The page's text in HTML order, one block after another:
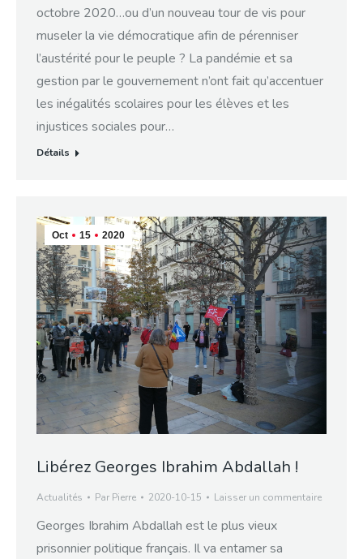
octobre 2020…ou d’un nouveau tour de vis pour
museler la vie démocratique afin de pérenniser
l’austérité pour le peuple ? La pandémie et sa
gestion par le gouvernement n’ont fait qu’accentuer
les inégalités scolaires pour les élèves et les
injustices sociales pour…
Détails
Oct 15 2020
Libérez Georges Ibrahim Abdallah !
Actualités Par Pierre 2020-10-15 Laisser un commentaire
Georges Ibrahim Abdallah est le plus vieux
prisonnier politique français. Il va entamer sa